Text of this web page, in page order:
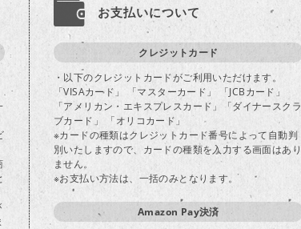
お支払いについて
クレジットカード
・以下のクレジットカードがご利用いただけます。
「VISAカード」 「マスターカード」 「JCBカード」
「アメリカン・エキスプレスカード」「ダイナースクラ
ブカード」 「オリコカード」
※カードの種類はクレジットカード番号によって自動判
別いたしますので、カードの種類を入力する画面はあり
ません。
※お支払い方法は、一括のみとなります。
Amazon Pay決済